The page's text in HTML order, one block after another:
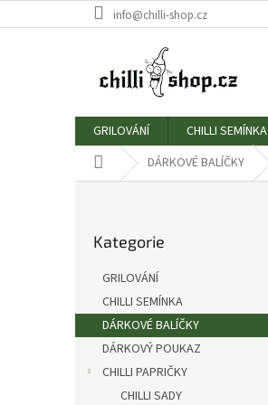
na
info@chilli-shop.cz
GRILOVÁNÍ CHILLI SEMÍNKA
Domů DÁRKOVÉ BALÍČKY
n
kategorie
Kategorie
GRILOVÁNÍ
CHILLI SEMÍNKA
DÁRKOVÉ BALÍČKY
DÁRKOVÝ POUKAZ
CHILLI PAPRIČKY
CHILLI SADY